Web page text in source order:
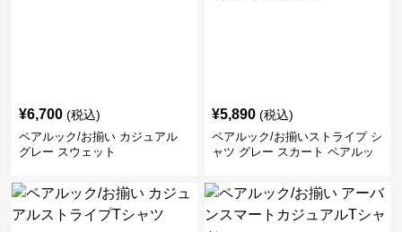
¥6,700 (税込)
ペアルック/お揃い カジュアル
グレー スウェット
¥5,890 (税込)
ペアルック/お揃いストライプ シ
ャツ グレー スカート ペアルッ